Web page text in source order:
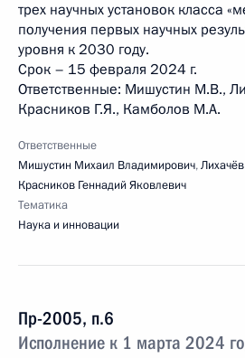
трех научных установок класса
получения первых научных
уровня к 2030 году.
Срок – 15 февраля 2024 г.
Ответственные: Мишустин М.В.,
Красников Г.Я., Камболов М.А.
Ответственные
Мишустин Михаил Владимирович,
Красников Геннадий Яковлевич
Тематика
Наука и инновации
Пр-2005, п.6
Исполнение к 1 марта 2024